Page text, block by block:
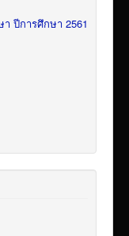
ปีการศึกษา 2561